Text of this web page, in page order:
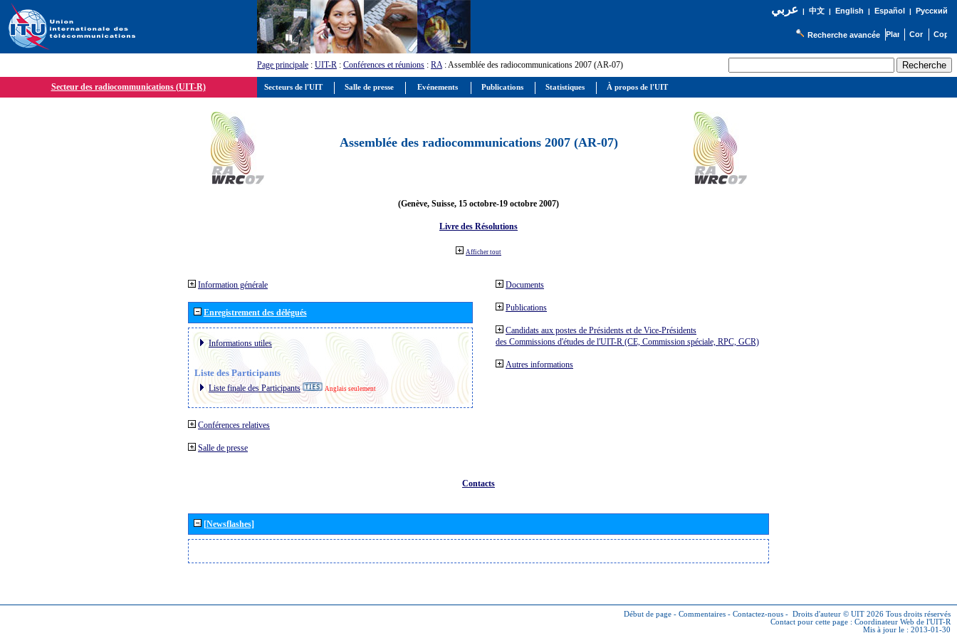
عربي| 中文| English | Español | Русский
Recherche avancée
Page principale : UIT-R : Conférences et réunions : RA: Assemblée des radiocommunications 2007 (AR-07)
Secteur des radiocommunications (UIT-R)
Assemblée des radiocommunications 2007 (AR-07)
(Genève, Suisse, 15 octobre-19 octobre 2007)
Livre des Résolutions
Afficher tout
Information générale
Enregistrement des délégués
Informations utiles
Liste des Participants
Liste finale des Participants Anglais seulement
Conférences relatives
Salle de presse
Documents
Publications
Candidats aux postes de Présidents et de Vice-Présidents
des Commissions d'études de l'UIT-R (CE, Commission spéciale, RPC, GCR)
Autres informations
Contacts
[Newsflashes]
Début de page - Commentaires - Contactez-nous - Droits d'auteur © UIT 2026 Tous droits réservés
Contact pour cette page : Coordinateur Web de l'UIT-R
Mis à jour le : 2013-01-30
Secteurs de l'UIT Salle de presse Evénements Publications Statistiques À propos de l'UIT